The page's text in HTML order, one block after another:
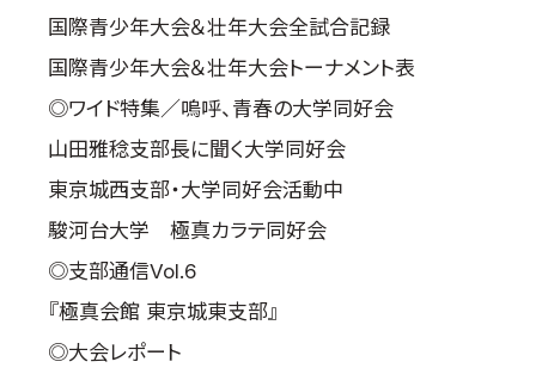
国際青少年大会＆壮年大会全試合記録
国際青少年大会＆壮年大会トーナメント表
◎ワイド特集／嗚呼、青春の大学同好会
山田雅稔支部長に聞く大学同好会
東京城西支部・大学同好会活動中
駿河台大学 極真カラテ同好会
◎支部通信Vol.6
『極真会館 東京城東支部』
◎大会レポート